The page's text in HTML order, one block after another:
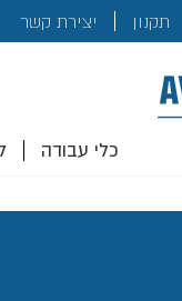
תקנון יצירת קשרלכם!
כלי עבודה